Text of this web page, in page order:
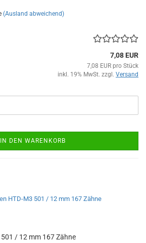
(Ausland abweichend)
7,08 EUR
7,08 EUR pro Stück
inkl. 19% MwSt. zzgl. Versand
IN DEN WARENKORB
/ 12 mm 167 Zähne